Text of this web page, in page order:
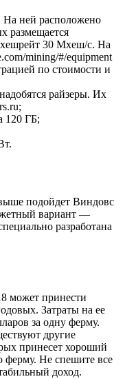
ней расположено
размещается
30 Мхеш/с. На
mining/#/equipment
по стоимости и
райзеры. Их
120 ГБ;
подойдет Виндовс
вариант —
разработана
может принести
Затраты на ее
за одну ферму.
другие
принесет хороший
ферму. Не спешите все
доход.